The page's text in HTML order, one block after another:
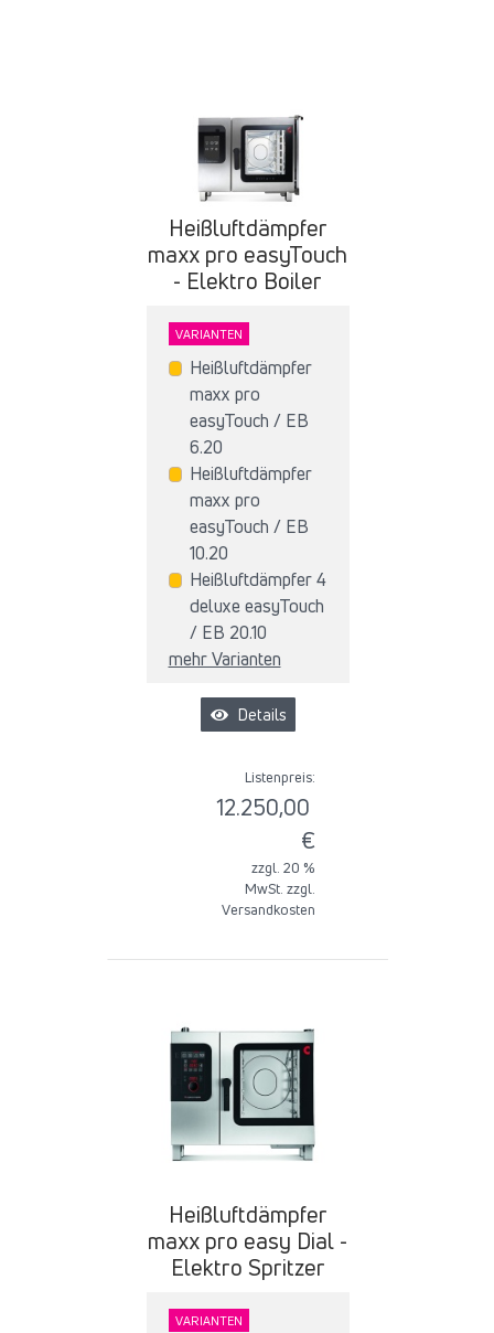
Heißluftdämpfer
maxx pro easyTouch
- Elektro Boiler
VARIANTEN
Heißluftdämpfer
maxx pro
easyTouch / EB
6.20
Heißluftdämpfer
maxx pro
easyTouch / EB
10.20
Heißluftdämpfer 4
deluxe easyTouch
/ EB 20.10
mehr Varianten
Details
Listenpreis:
12.250,00
€
zzgl. 20 %
MwSt. zzgl.
Versandkosten
Heißluftdämpfer
maxx pro easy Dial -
Elektro Spritzer
VARIANTEN